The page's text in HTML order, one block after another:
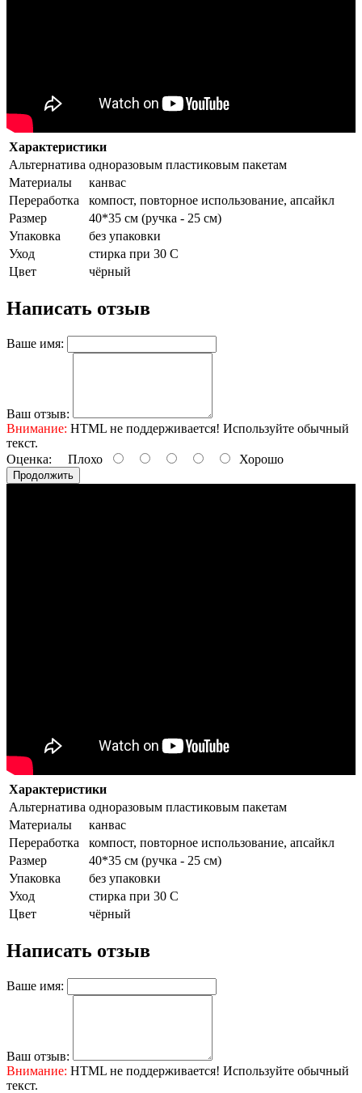
Характеристики
Альтернатива одноразовым пластиковым пакетам
Материалы
канвас
Переработка
компост, повторное использование, апсайкл
Размер
40*35 см (ручка - 25 см)
Упаковка
без упаковки
Уход
стирка при 30 С
Цвет
чёрный
Написать отзыв
Ваше имя:
Ваш отзыв:
Внимание: HTML не поддерживается! Используйте обычный
текст.
Оценка: Плохо Хорошо
Продолжить
Характеристики
Альтернатива одноразовым пластиковым пакетам
Материалы
канвас
Переработка
компост, повторное использование, апсайкл
Размер
40*35 см (ручка - 25 см)
Упаковка
без упаковки
Уход
стирка при 30 С
Цвет
чёрный
Написать отзыв
Ваше имя:
Ваш отзыв:
Внимание: HTML не поддерживается! Используйте обычный
текст.